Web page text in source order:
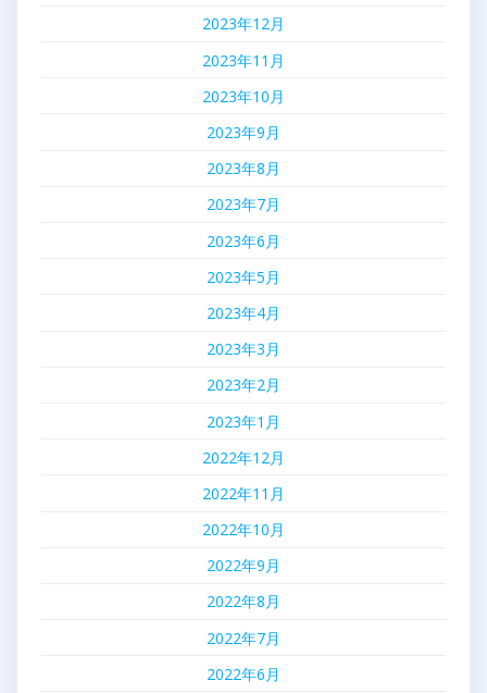
2023年12月
2023年11月
2023年10月
2023年9月
2023年8月
2023年7月
2023年6月
2023年5月
2023年4月
2023年3月
2023年2月
2023年1月
2022年12月
2022年11月
2022年10月
2022年9月
2022年8月
2022年7月
2022年6月